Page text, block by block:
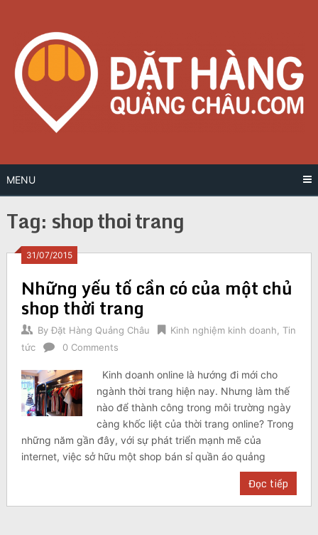
content
MENU
Tag: shop thoi trang
31/07/2015
Những yếu tố cần có của một chủ
shop thời trang
By Đặt Hàng Quảng Châu Kinh nghiệm kinh doanh, Tin
tức
0 Comments
Kinh doanh online là hướng đi mới cho
ngành thời trang hiện nay. Nhưng làm thế
nào để thành công trong môi trường ngày
càng khốc liệt của thời trang online? Trong
những năm gần đây, với sự phát triển mạnh mẽ của
internet, việc sở hữu một shop bán sỉ quần áo quảng
Đọc tiếp
Posts
navigation